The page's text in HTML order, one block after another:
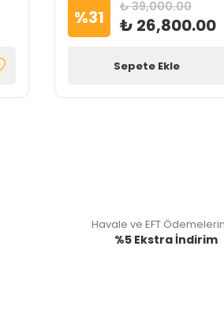
%31 ₺ 39,000.00
₺ 26,800.00
Sepete Ekle
Havale ve EFT
%5 Ekstra İndirim